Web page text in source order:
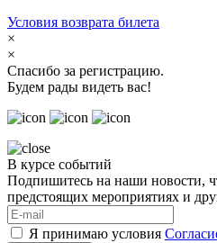
Условия возврата билета
×
×
Спасибо за регистрацию.
Будем рады видеть вас!
В курсе событий
Подпишитесь на наши новости,
предстоящих мероприятиях и
Я принимаю условия